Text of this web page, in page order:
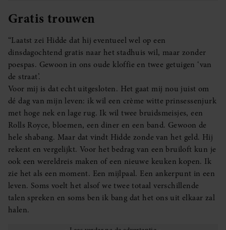
Gratis trouwen
“Laatst zei Hidde dat hij eventueel wel op een
dinsdagochtend gratis naar het stadhuis wil, maar zonder
poespas. Gewoon in ons oude kloffie en twee getuigen ‘van
de straat’.
Voor mij is dat echt uitgesloten. Het gaat mij nou juist om
dé dag van mijn leven: ik wil een crème witte prinsessenjurk
met hoge nek en lage rug. Ik wil twee bruidsmeisjes, een
Rolls Royce, bloemen, een diner en een band. Gewoon de
hele shabang. Maar dat vindt Hidde zonde van het geld. Hij
rekent en vergelijkt. Voor het bedrag van een bruiloft kun je
ook een wereldreis maken of een nieuwe keuken kopen. Ik
zie het als een moment. Een mijlpaal. Een ankerpunt in een
leven. Soms voelt het alsof we twee totaal verschillende
talen spreken en soms ben ik bang dat het ons uit elkaar zal
halen.